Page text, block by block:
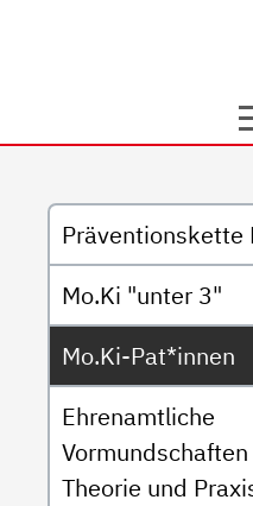
Präventionskette
Mo.Ki "unter 3"
Mo.Ki-Pat*innen
Ehrenamtliche
Vormundschaften
Theorie und